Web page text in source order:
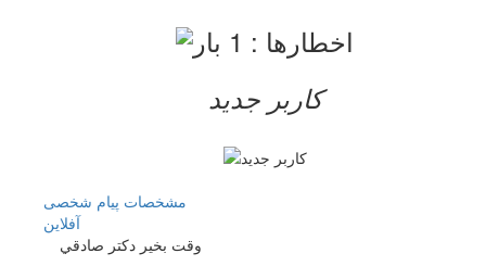
کاربر جدید
مشخصات پیام شخصی
آفلاين
وقت بخیر دکتر صادقي